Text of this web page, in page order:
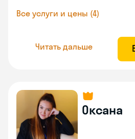
Все услуги и цены (4)
Читать дальше
Оксана